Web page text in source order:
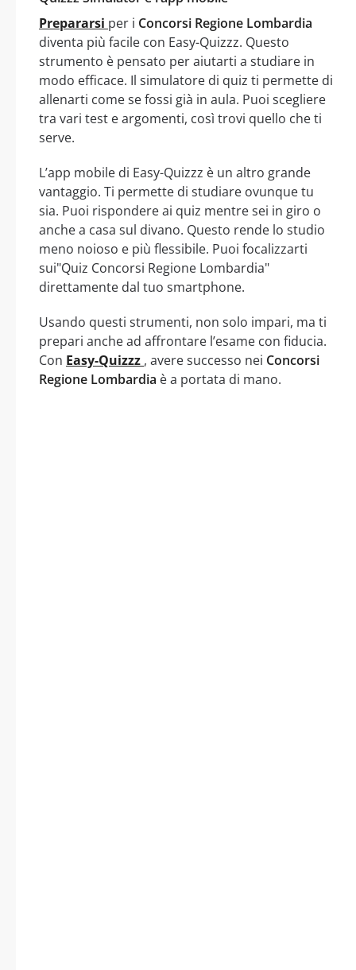
Prepararsi per i Concorsi Regione Lombardia
diventa più facile con Easy-Quizzz. Questo
strumento è pensato per aiutarti a studiare in
modo efficace. Il simulatore di quiz ti permette di
allenarti come se fossi già in aula. Puoi scegliere
tra vari test e argomenti, così trovi quello che ti
serve.
L’app mobile di Easy-Quizzz è un altro grande
vantaggio. Ti permette di studiare ovunque tu
sia. Puoi rispondere ai quiz mentre sei in giro o
anche a casa sul divano. Questo rende lo studio
meno noioso e più flessibile. Puoi focalizzarti
sui"Quiz Concorsi Regione Lombardia"
direttamente dal tuo smartphone.
Usando questi strumenti, non solo impari, ma ti
prepari anche ad affrontare l’esame con fiducia.
Con Easy-Quizzz , avere successo nei Concorsi
Regione Lombardia è a portata di mano.